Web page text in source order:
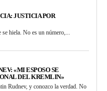
JUSTICIA POR
hiela. No es un número,...
«MI ESPOSO SE
DEL KREMLIN»
Rudnev, y conozco la verdad. No